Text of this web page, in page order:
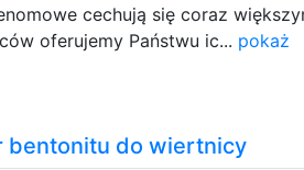
cechują się coraz
oferujemy Państwu ic... pokaż
bentonitu do wiertnicy